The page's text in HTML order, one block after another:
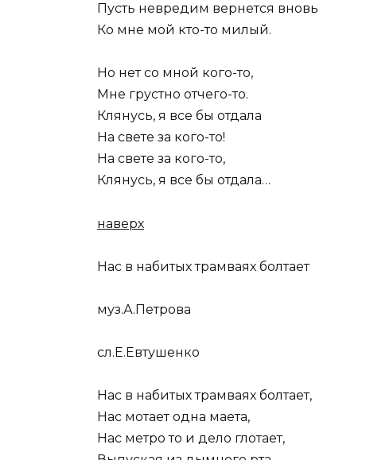
Пусть невредим вернется вновь
Ко мне мой кто-то милый.
Но нет со мной кого-то,
Мне грустно отчего-то.
Клянусь, я все бы отдала
На свете за кого-то!
На свете за кого-то,
Клянусь, я все бы отдала…
наверх
Нас в набитых трамваях болтает
муз.А.Петрова
сл.Е.Евтушенко
Нас в набитых трамваях болтает,
Нас мотает одна маета,
Нас метро то и дело глотает,